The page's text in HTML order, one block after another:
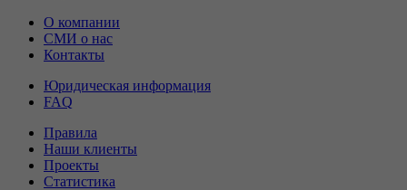
О компании
СМИ о нас
Контакты
Юридическая информация
FAQ
Правила
Наши клиенты
Проекты
Статистика